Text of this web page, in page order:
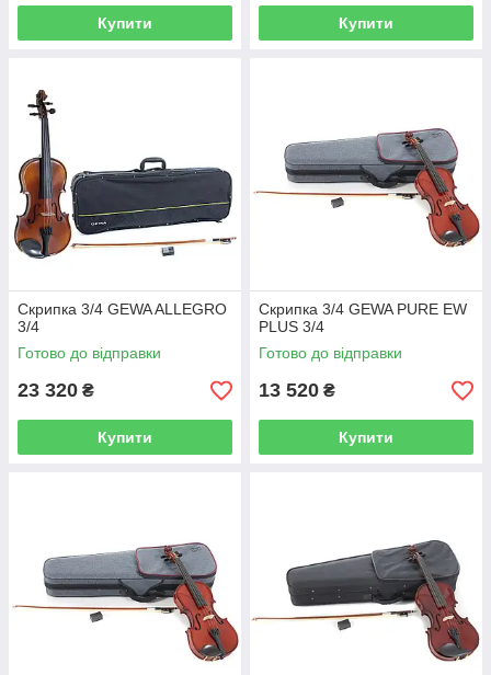
Купити Купити
Скрипка 3/4 GEWA ALLEGRO
3/4
Готово до відправки
23 320 ₴
Купити
Скрипка 3/4 GEWA PURE EW
PLUS 3/4
Готово до відправки
13 520 ₴
Купити